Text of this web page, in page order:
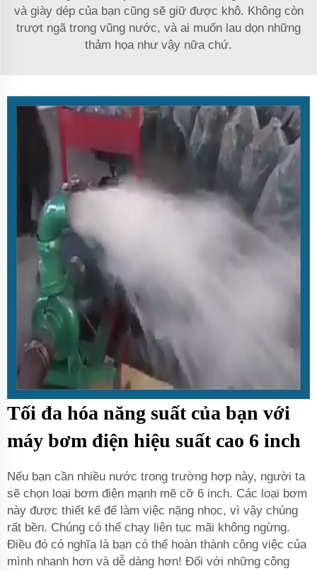
và giày dép của bạn cũng sẽ giữ được khô. Không còn
trượt ngã trong vũng nước, và ai muốn lau dọn những
thảm họa như vậy nữa chứ.
Tối đa hóa năng suất của bạn với
máy bơm điện hiệu suất cao 6 inch
Nếu bạn cần nhiều nước trong trường hợp này, người ta
sẽ chọn loại bơm điện mạnh mẽ cỡ 6 inch. Các loại bơm
này được thiết kế để làm việc nặng nhọc, vì vậy chúng
rất bền. Chúng có thể chạy liên tục mãi không ngừng.
Điều đó có nghĩa là bạn có thể hoàn thành công việc của
mình nhanh hơn và dễ dàng hơn! Đối với những công